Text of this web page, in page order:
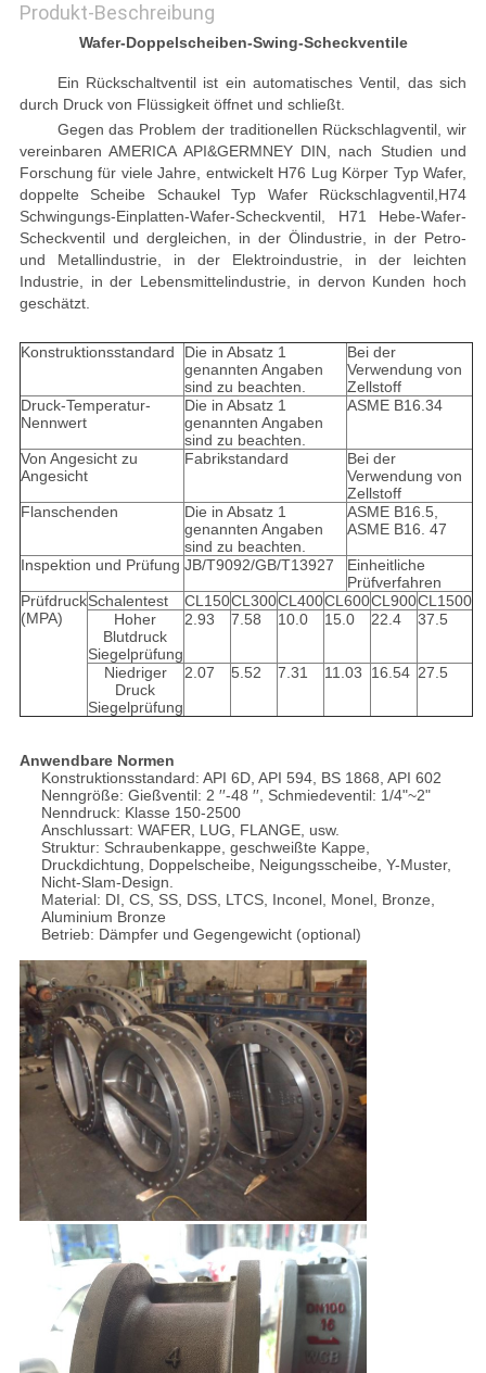
Produkt-Beschreibung
Wafer-Doppelscheiben-Swing-Scheckventile
Ein Rückschaltventil ist ein automatisches Ventil, das sich
durch Druck von Flüssigkeit öffnet und schließt.
Gegen das Problem der traditionellen Rückschlagventil, wir
vereinbaren AMERICA API&GERMNEY DIN, nach Studien und
Forschung für viele Jahre, entwickelt H76 Lug Körper Typ Wafer,
doppelte Scheibe Schaukel Typ Wafer Rückschlagventil,H74
Schwingungs-Einplatten-Wafer-Scheckventil, H71 Hebe-Wafer-
Scheckventil und dergleichen, in der Ölindustrie, in der Petro-
und Metallindustrie, in der Elektroindustrie, in der leichten
Industrie, in der Lebensmittelindustrie, in dervon Kunden hoch
geschätzt.
Konstruktionsstandard
Die in Absatz 1
genannten Angaben
sind zu beachten.
Bei der
Verwendung von
Zellstoff
Druck-Temperatur-
Nennwert
Die in Absatz 1
genannten Angaben
sind zu beachten.
ASME B16.34
Von Angesicht zu
Angesicht
Fabrikstandard
Bei der
Verwendung von
Zellstoff
Flanschenden
Die in Absatz 1
genannten Angaben
sind zu beachten.
ASME B16.5,
ASME B16. 47
Inspektion und Prüfung JB/T9092/GB/T13927
Einheitliche
Prüfverfahren
Prüfdruck
(MPA)
Schalentest CL150CL300CL400CL600CL900CL1500
Hoher
Blutdruck
Siegelprüfung
2.93 7.58 10.0 15.0 22.4 37.5
Niedriger
Druck
Siegelprüfung
2.07 5.52 7.31 11.03 16.54 27.5
Anwendbare Normen
Konstruktionsstandard: API 6D, API 594, BS 1868, API 602
Nenngröße: Gießventil: 2 ′′-48 ′′, Schmiedeventil: 1/4"~2"
Nenndruck: Klasse 150-2500
Anschlussart: WAFER, LUG, FLANGE, usw.
Struktur: Schraubenkappe, geschweißte Kappe,
Druckdichtung, Doppelscheibe, Neigungsscheibe, Y-Muster,
Nicht-Slam-Design.
Material: DI, CS, SS, DSS, LTCS, Inconel, Monel, Bronze,
Aluminium Bronze
Betrieb: Dämpfer und Gegengewicht (optional)